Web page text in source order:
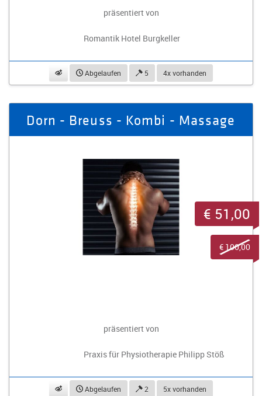
präsentiert von
Romantik Hotel Burgkeller
beobachtenAbgelaufen 5 4x vorhanden
Dorn - Breuss - Kombi - Massage
präsentiert von
Praxis für Physiotherapie Philipp Stöß
beobachtenAbgelaufen 2 5x vorhanden
€ 51,00
€ 100,00